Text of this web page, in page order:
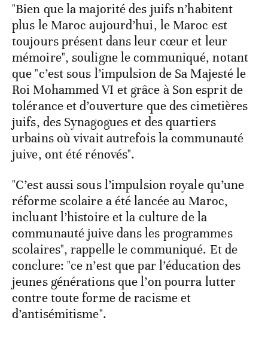
"Bien que la majorité des juifs n’habitent
plus le Maroc aujourd’hui, le Maroc est
toujours présent dans leur cœur et leur
mémoire", souligne le communiqué, notant
que "c’est sous l’impulsion de Sa Majesté le
Roi Mohammed VI et grâce à Son esprit de
tolérance et d’ouverture que des cimetières
juifs, des Synagogues et des quartiers
urbains où vivait autrefois la communauté
juive, ont été rénovés".
"C’est aussi sous l’impulsion royale qu’une
réforme scolaire a été lancée au Maroc,
incluant l’histoire et la culture de la
communauté juive dans les programmes
scolaires", rappelle le communiqué. Et de
conclure: "ce n’est que par l’éducation des
jeunes générations que l’on pourra lutter
contre toute forme de racisme et
d’antisémitisme".